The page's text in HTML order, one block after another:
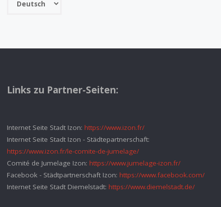
Links zu Partner-Seiten:
Internet Seite Stadt Izon: https://www.izon.fr/
Internet Seite Stadt Izon - Städtepartnerschaft:
https://www.izon.fr/le-comite-de-jumelage/
Comité de Jumelage Izon: https://www.jumelage-izon.fr/
Facebook - Städtpartnerschaft Izon: https://www.facebook.com/
Internet Seite Stadt Diemelstadt: https://www.diemelstadt.de/